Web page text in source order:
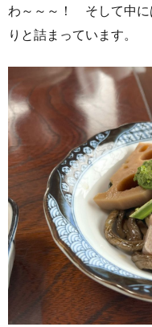
わ～～～！ そして中に
りと詰まっています。